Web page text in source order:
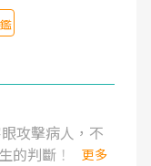
攻擊病人，不
的判斷！
更多